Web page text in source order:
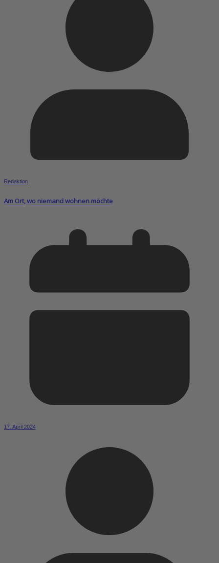
Redaktion
Am Ort, wo niemand wohnen möchte
17. April 2024